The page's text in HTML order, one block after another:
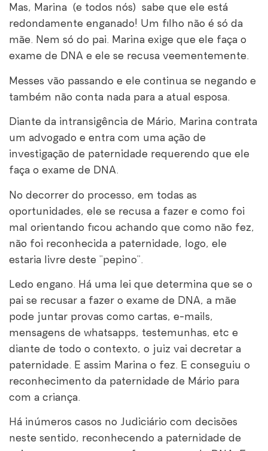
Mas, Marina (e todos nós) sabe que ele está
redondamente enganado! Um filho não é só da
mãe. Nem só do pai. Marina exige que ele faça o
exame de DNA e ele se recusa veementemente.
Messes vão passando e ele continua se negando e
também não conta nada para a atual esposa.
Diante da intransigência de Mário, Marina contrata
um advogado e entra com uma ação de
investigação de paternidade requerendo que ele
faça o exame de DNA.
No decorrer do processo, em todas as
oportunidades, ele se recusa a fazer e como foi
mal orientando ficou achando que como não fez,
não foi reconhecida a paternidade, logo, ele
estaria livre deste “pepino”.
Ledo engano. Há uma lei que determina que se o
pai se recusar a fazer o exame de DNA, a mãe
pode juntar provas como cartas, e-mails,
mensagens de whatsapps, testemunhas, etc e
diante de todo o contexto, o juiz vai decretar a
paternidade. E assim Marina o fez. E conseguiu o
reconhecimento da paternidade de Mário para
com a criança.
Há inúmeros casos no Judiciário com decisões
neste sentido, reconhecendo a paternidade de